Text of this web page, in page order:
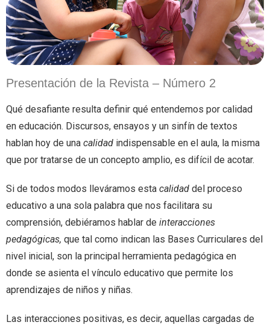
Presentación de la Revista – Número 2
Qué desafiante resulta definir qué entendemos por calidad
en educación. Discursos, ensayos y un sinfín de textos
hablan hoy de una calidad indispensable en el aula, la misma
que por tratarse de un concepto amplio, es difícil de acotar.
Si de todos modos lleváramos esta calidad del proceso
educativo a una sola palabra que nos facilitara su
comprensión, debiéramos hablar de interacciones
pedagógicas, que tal como indican las Bases Curriculares del
nivel inicial, son la principal herramienta pedagógica en
donde se asienta el vínculo educativo que permite los
aprendizajes de niños y niñas.
Las interacciones positivas, es decir, aquellas cargadas de